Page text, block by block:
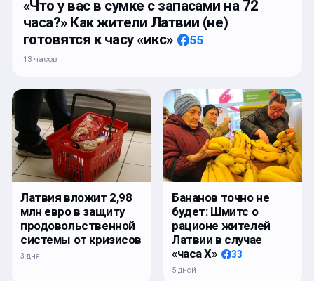
«Что у вас в сумке с запасами на 72
часа?» Как жители Латвии (не)
готовятся к часу «икс»
55
13 часов
Латвия вложит 2,98
млн евро в защиту
продовольственной
системы от кризисов
3 дня
Бананов точно не
будет: Шмитс о
рационе жителей
Латвии в случае
«часа Х»
33
5 дней